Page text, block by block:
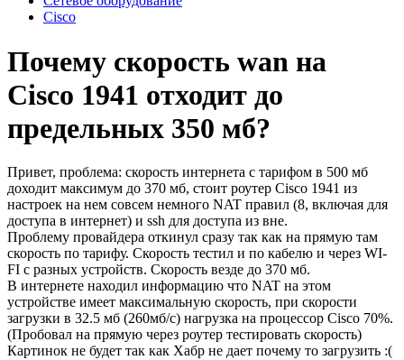
Cisco
Почему скорость wan на
Cisco 1941 отходит до
предельных 350 мб?
Привет, проблема: скорость интернета с тарифом в 500 мб
доходит максимум до 370 мб, стоит роутер Cisco 1941 из
настроек на нем совсем немного NAT правил (8, включая для
доступа в интернет) и ssh для доступа из вне.
Проблему провайдера откинул сразу так как на прямую там
скорость по тарифу. Скорость тестил и по кабелю и через WI-
FI с разных устройств. Скорость везде до 370 мб.
В интернете находил информацию что NAT на этом
устройстве имеет максимальную скорость, при скорости
загрузки в 32.5 мб (260мб/с) нагрузка на процессор Cisco 70%.
(Пробовал на прямую через роутер тестировать скорость)
Картинок не будет так как Хабр не дает почему то загрузить :(